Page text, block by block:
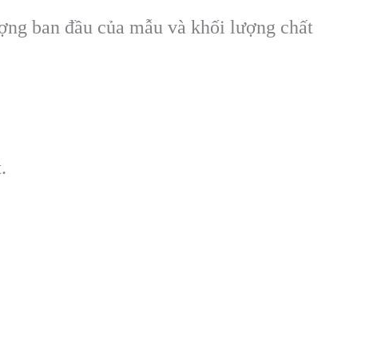
ban đầu của mẫu và khối lượng chất